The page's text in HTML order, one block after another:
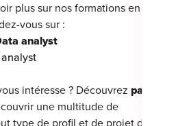
plus sur nos formations en
vous sur :
analyst
intéresse ? Découvrez page
une multitude de
type de profil et de projet de